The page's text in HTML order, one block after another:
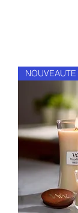
NOUVEAUTE